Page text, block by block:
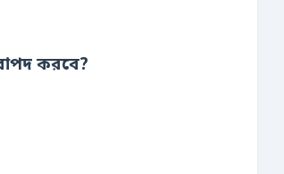
করবে?